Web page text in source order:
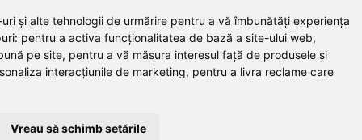
și alte tehnologii de urmărire pentru a vă îmbunătăți experiența
pentru a activa funcționalitatea de bază a site-ului web,
pe site, pentru a vă măsura interesul față de produsele și
interacțiunile de marketing, pentru a livra reclame care
Vreau să schimb setările